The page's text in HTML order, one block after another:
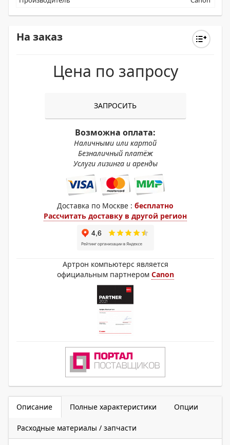
На заказ
Цена по запросу
ЗАПРОСИТЬ
Возможна оплата:
Наличными или картой
Безналичный платёж
Услуги лизинга и аренды
Доставка по Москве : бесплатно
Рассчитать доставку в другой регион
Артрон компьютерс является
официальным партнером Canon
Описание Полные характеристики Опции
Расходные материалы / запчасти